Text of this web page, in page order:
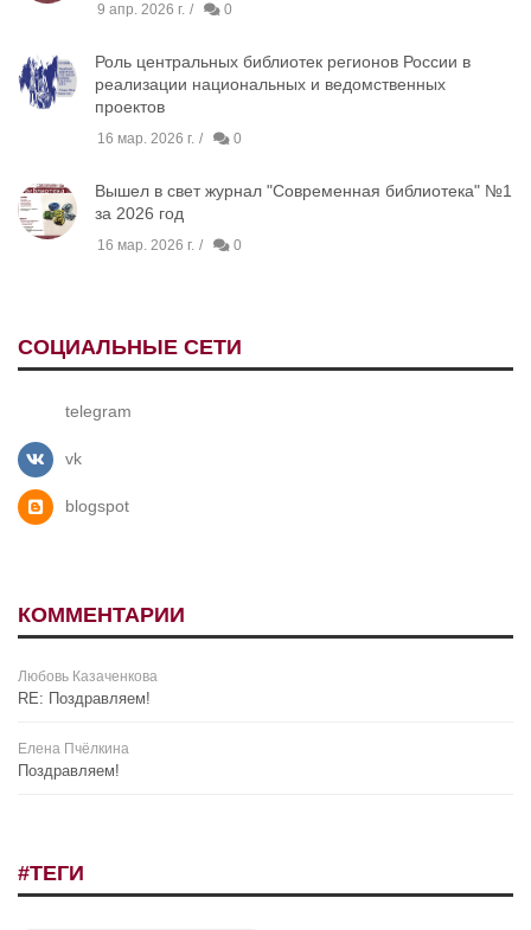
9 апр. 2026 г. 0
Роль центральных библиотек регионов России в
реализации национальных и ведомственных
проектов
16 мар. 2026 г. 0
Вышел в свет журнал "Современная библиотека" №1
за 2026 год
16 мар. 2026 г. 0
СОЦИАЛЬНЫЕ СЕТИ
telegram
vk
blogspot
КОММЕНТАРИИ
Любовь Казаченкова
RE: Поздравляем!
Елена Пчёлкина
Поздравляем!
#ТЕГИ